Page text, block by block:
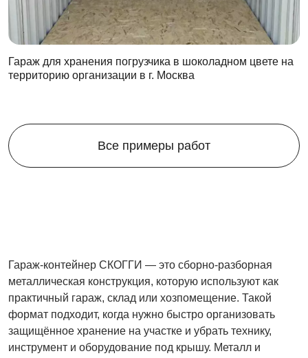
Гараж для хранения погрузчика в шоколадном цвете на
территорию организации в г. Москва
Все примеры работ
Гараж-контейнер СКОГГИ — это сборно-разборная
металлическая конструкция, которую используют как
практичный гараж, склад или хозпомещение. Такой
формат подходит, когда нужно быстро организовать
защищённое хранение на участке и убрать технику,
инструмент и оборудование под крышу. Металл и